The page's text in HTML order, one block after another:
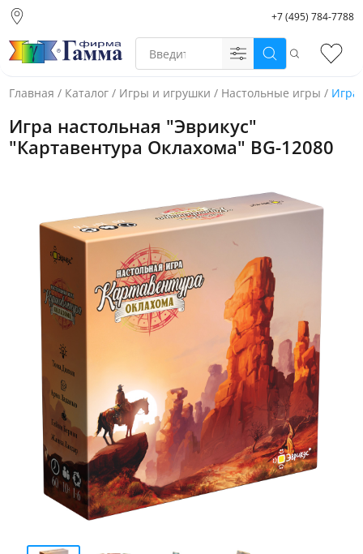
склад)
Санкт-Петербург
Екатеринбург
+7 (495) 784-7788
Поиск
Главная / Каталог / Игры и игрушки / Настольные игры / Игра
Игра настольная "Эврикус"
"Картавентура Оклахома" BG-12080